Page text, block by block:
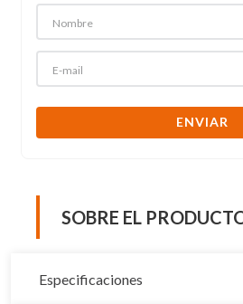
ENVIAR
SOBRE EL
Especificaciones